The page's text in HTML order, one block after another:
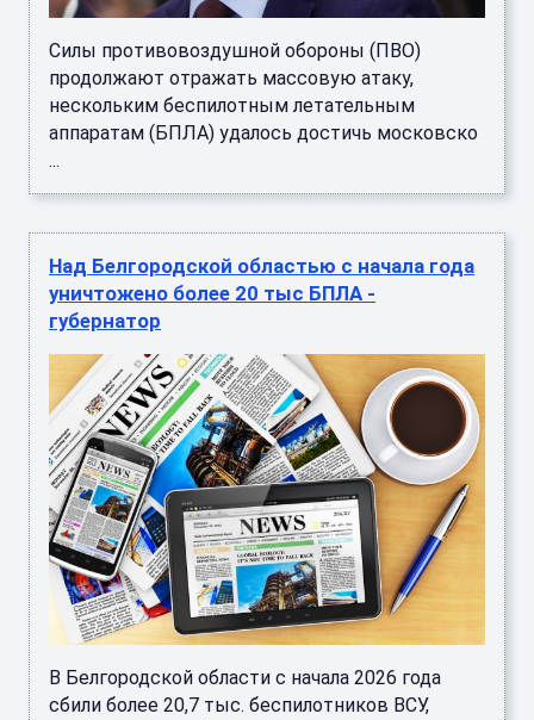
Силы противовоздушной обороны (ПВО)
продолжают отражать массовую атаку,
нескольким беспилотным летательным
аппаратам (БПЛА) удалось достичь московско
...
Над Белгородской областью с начала года
уничтожено более 20 тыс БПЛА -
губернатор
В Белгородской области с начала 2026 года
сбили более 20,7 тыс. беспилотников ВСУ,